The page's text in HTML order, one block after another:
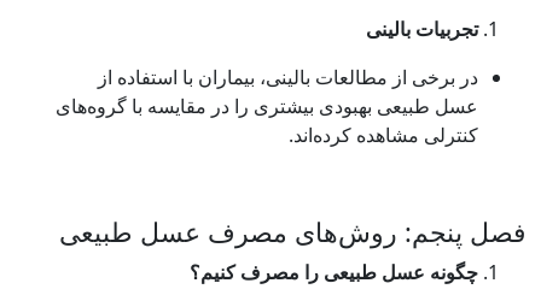
بالینی، بیماران با استفاده از
بهبودی بیشتری را در مقایسه با گروه‌های
کرده‌اند.
روش‌های مصرف عسل طبیعی
طبیعی را مصرف کنیم؟